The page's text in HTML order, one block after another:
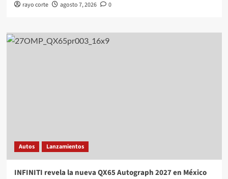
rayo corte agosto 7, 2026 0
Autos Lanzamientos
INFINITI revela la nueva QX65 Autograph 2027 en México